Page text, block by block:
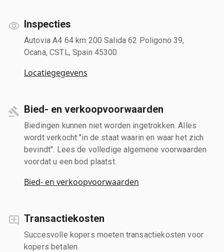
Inspecties
Autovia A4 64 km 200 Salida 62 Poligono 39,
Ocana, CSTL, Spain 45300
Locatiegegevens
Bied- en verkoopvoorwaarden
Biedingen kunnen niet worden ingetrokken. Alles
wordt verkocht "in de staat waarin en waar het zich
bevindt". Lees de volledige algemene voorwaarden
voordat u een bod plaatst.
Bied- en verkoopvoorwaarden
Transactiekosten
Succesvolle kopers moeten transactiekosten voor
kopers betalen.